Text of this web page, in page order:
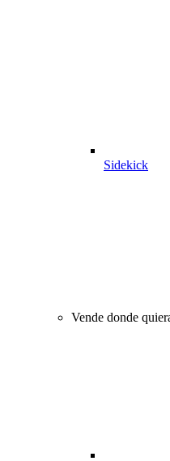
Sidekick
Vende donde